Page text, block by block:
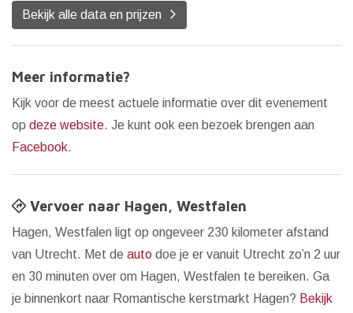
Bekijk alle data en prijzen
Meer informatie?
Kijk voor de meest actuele informatie over dit evenement
op deze website. Je kunt ook een bezoek brengen aan
Facebook.
Vervoer naar Hagen, Westfalen
Hagen, Westfalen ligt op ongeveer 230 kilometer afstand
van Utrecht. Met de auto doe je er vanuit Utrecht zo’n 2 uur
en 30 minuten over om Hagen, Westfalen te bereiken. Ga
je binnenkort naar Romantische kerstmarkt Hagen? Bekijk